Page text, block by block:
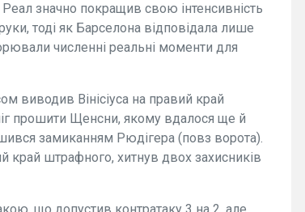
значно покращив свою інтенсивність
тоді як Барселона відповідала лише
численні реальні моменти для
виводив Вінісіуса на правий край
прошити Щенсни, якому вдалося ще й
замиканням Рюдігера (повз ворота).
край штрафного, хитнув двох захисників